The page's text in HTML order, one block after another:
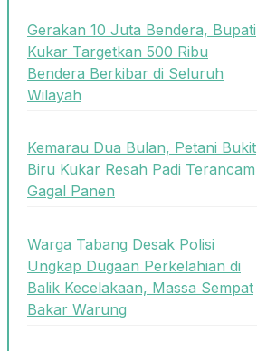
Gerakan 10 Juta Bendera, Bupati
Kukar Targetkan 500 Ribu
Bendera Berkibar di Seluruh
Wilayah
Kemarau Dua Bulan, Petani Bukit
Biru Kukar Resah Padi Terancam
Gagal Panen
Warga Tabang Desak Polisi
Ungkap Dugaan Perkelahian di
Balik Kecelakaan, Massa Sempat
Bakar Warung